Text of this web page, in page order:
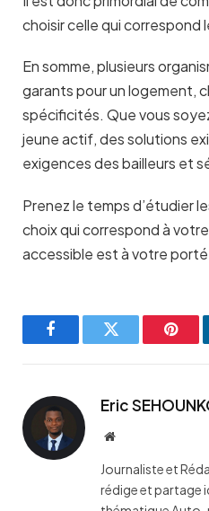
choisir celle qui correspond
En somme, plusieurs
garants pour un logement,
spécificités. Que vous
jeune actif, des solutions
exigences des bailleurs et
Prenez le temps d’étudier
choix qui correspond à
accessible est à votre
FacebookTwitter
Eric
Website
Journaliste et
rédige et partage